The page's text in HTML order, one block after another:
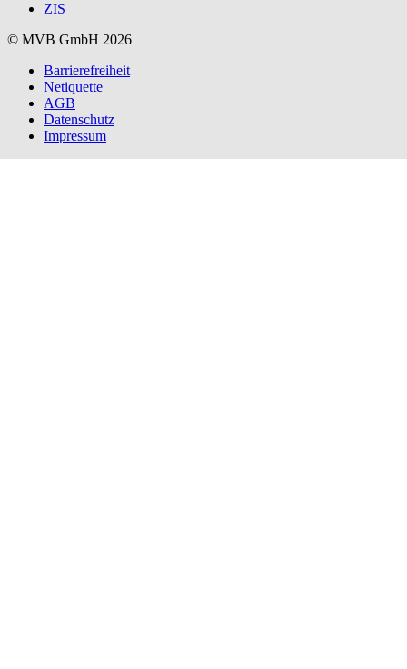
ZIS
© MVB GmbH 2026
Barrierefreiheit
Netiquette
AGB
Datenschutz
Impressum